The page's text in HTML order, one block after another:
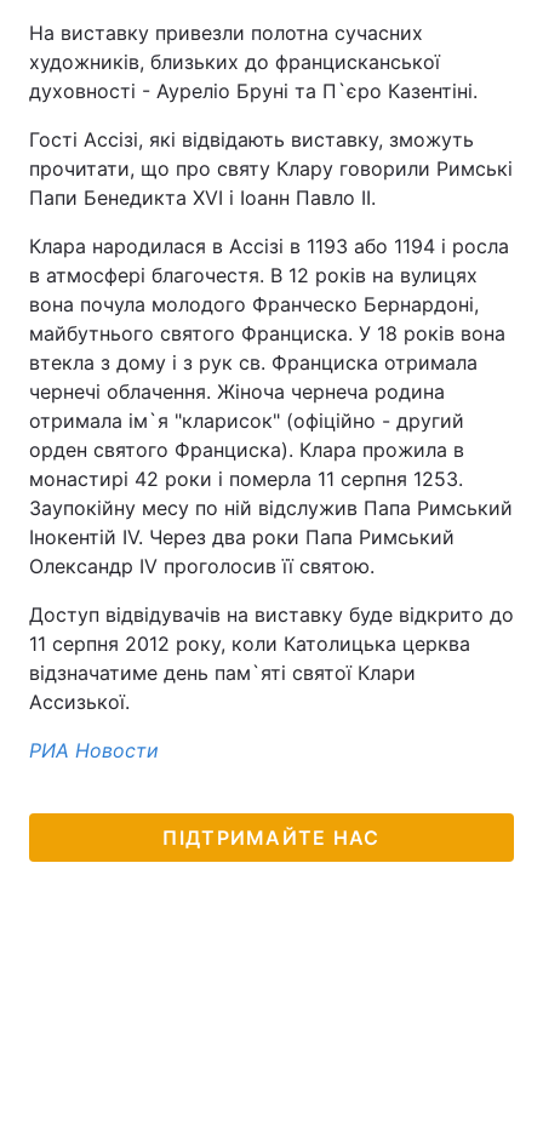
На виставку привезли полотна сучасних
художників, близьких до францисканської
духовності - Ауреліо Бруні та П`єро Казентіні.
Гості Ассізі, які відвідають виставку, зможуть
прочитати, що про святу Клару говорили Римські
Папи Бенедикта XVI і Іоанн Павло II.
Клара народилася в Ассізі в 1193 або 1194 і росла
в атмосфері благочестя. В 12 років на вулицях
вона почула молодого Франческо Бернардоні,
майбутнього святого Франциска. У 18 років вона
втекла з дому і з рук св. Франциска отримала
чернечі облачення. Жіноча чернеча родина
отримала ім`я "кларисок" (офіційно - другий
орден святого Франциска). Клара прожила в
монастирі 42 роки і померла 11 серпня 1253.
Заупокійну месу по ній відслужив Папа Римський
Інокентій IV. Через два роки Папа Римський
Олександр IV проголосив її святою.
Доступ відвідувачів на виставку буде відкрито до
11 серпня 2012 року, коли Католицька церква
відзначатиме день пам`яті святої Клари
Ассизької.
РИА Новости
ПІДТРИМАЙТЕ НАС